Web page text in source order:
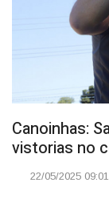
Canoinhas:
vistorias no
22/05/2025 09:01